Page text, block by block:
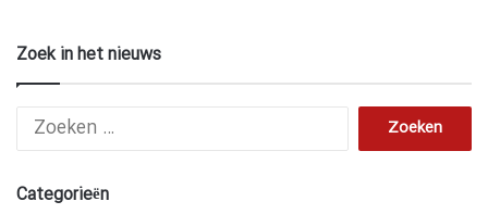
Zoek in het nieuws
Categorieën